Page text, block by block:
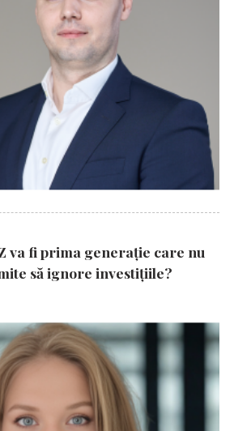
va fi prima generație care nu
să ignore investițiile?